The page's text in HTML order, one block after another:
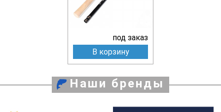
под заказ
В корзину
Наши бренды